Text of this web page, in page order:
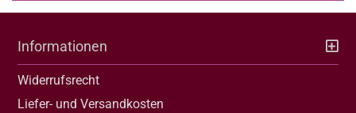
Informationen
Widerrufsrecht
Liefer- und Versandkosten